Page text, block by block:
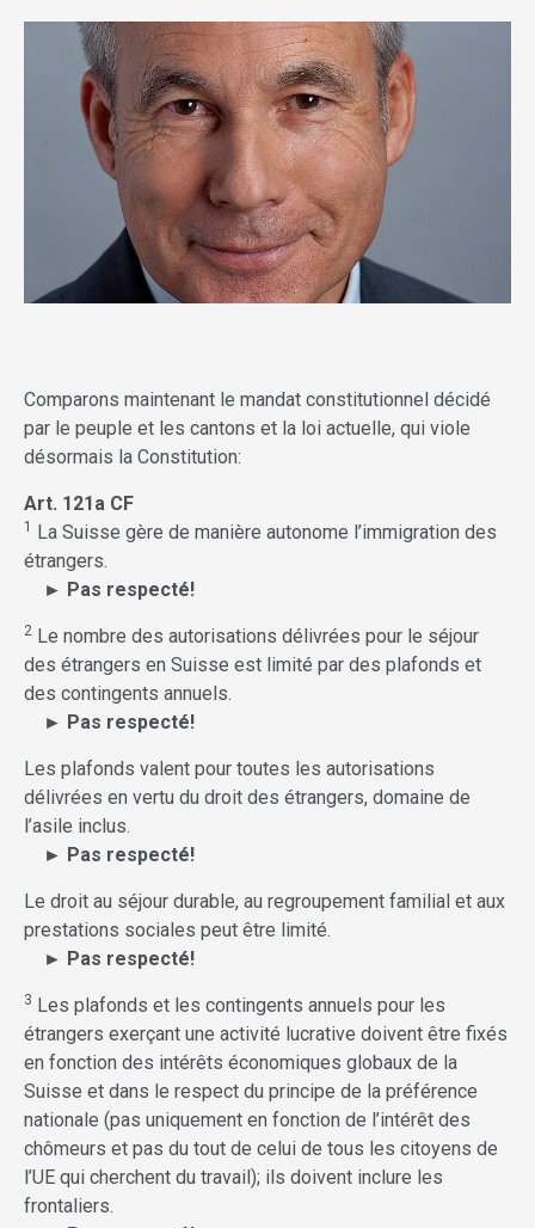
Comparons maintenant le mandat constitutionnel décidé
par le peuple et les cantons et la loi actuelle, qui viole
désormais la Constitution:
Art. 121a CF
1
La Suisse gère de manière autonome l’immigration des
étrangers.
► Pas respecté!
2 Le nombre des autorisations délivrées pour le séjour
des étrangers en Suisse est limité par des plafonds et
des contingents annuels.
► Pas respecté!
Les plafonds valent pour toutes les autorisations
délivrées en vertu du droit des étrangers, domaine de
l’asile inclus.
► Pas respecté!
Le droit au séjour durable, au regroupement familial et aux
prestations sociales peut être limité.
► Pas respecté!
3 Les plafonds et les contingents annuels pour les
étrangers exerçant une activité lucrative doivent être fixés
en fonction des intérêts économiques globaux de la
Suisse et dans le respect du principe de la préférence
nationale (pas uniquement en fonction de l’intérêt des
chômeurs et pas du tout de celui de tous les citoyens de
l’UE qui cherchent du travail); ils doivent inclure les
frontaliers.